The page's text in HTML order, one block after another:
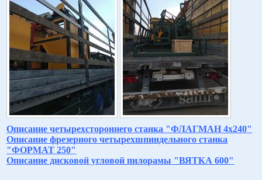
Описание четырехстороннего станка "ФЛАГМАН 4х240"
Описание фрезерного четырехшпиндельного станка
"ФОРМАТ 250"
Описание дисковой угловой пилорамы "ВЯТКА 600"